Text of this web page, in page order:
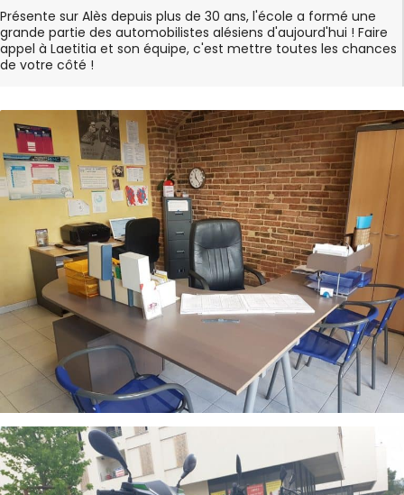
Présente sur Alès depuis plus de 30 ans, l'école a formé une
grande partie des automobilistes alésiens d'aujourd'hui ! Faire
appel à Laetitia et son équipe, c'est mettre toutes les chances
de votre côté !